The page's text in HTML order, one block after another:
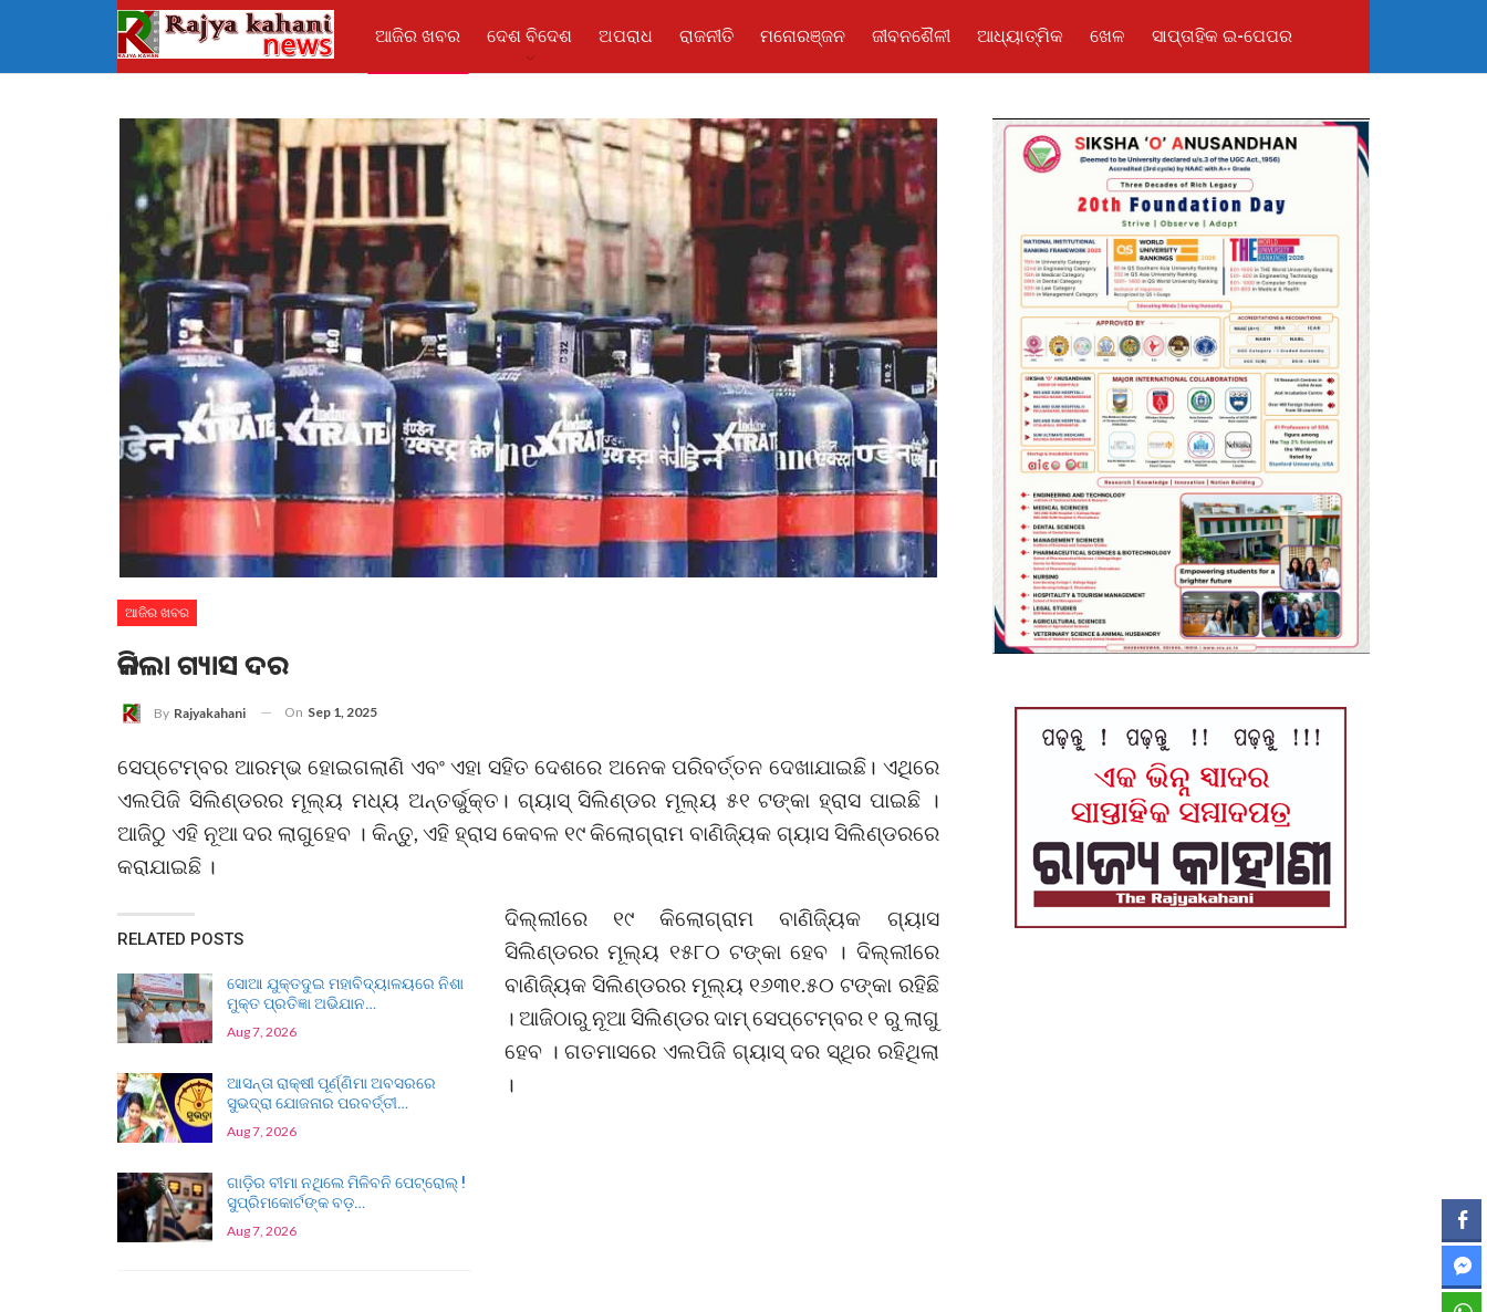
ଆଜିର ଖବର ଦେଶ ବିଦେଶ ଅପରାଧ ରାଜନୀତି ମନୋରଞ୍ଜନ ଜୀବନଶୈଳୀ ଆଧ୍ୟାତ୍ମିକ ଖେଳ ସାପ୍ତାହିକ ଇ-ପେପର
ଆଜିର ଖବର
କମିଲା ଗ୍ୟାସ ଦର
By Rajyakahani On Sep 1, 2025
ସେପ୍ଟେମ୍ବର ଆରମ୍ଭ ହୋଇଗଲାଣି ଏବଂ ଏହା ସହିତ ଦେଶରେ ଅନେକ ପରିବର୍ତ୍ତନ ଦେଖାଯାଇଛି। ଏଥିରେ
ଏଲପିଜି ସିଲିଣ୍ଡରର ମୂଲ୍ୟ ମଧ୍ୟ ଅନ୍ତର୍ଭୁକ୍ତ। ଗ୍ୟାସ୍ ସିଲିଣ୍ଡର ମୂଲ୍ୟ ୫୧ ଟଙ୍କା ହ୍ରାସ ପାଇଛି ।
ଆଜିଠୁ ଏହି ନୂଆ ଦର ଲାଗୁହେବ । କିନ୍ତୁ, ଏହି ହ୍ରାସ କେବଳ ୧୯ କିଲୋଗ୍ରାମ ବାଣିଜ୍ୟିକ ଗ୍ୟାସ ସିଲିଣ୍ଡରରେ
କରାଯାଇଛି ।
RELATED POSTS
ସୋଆ ଯୁକ୍ତଦୁଇ ମହାବିଦ୍ୟାଳୟରେ ନିଶା
ମୁକ୍ତ ପ୍ରତିଜ୍ଞା ଅଭିଯାନ…
Aug 7, 2026
ଆସନ୍ତା ରାକ୍ଷୀ ପୂର୍ଣ୍ଣିମା ଅବସରରେ
ସୁଭଦ୍ରା ଯୋଜନାର ପରବର୍ତ୍ତୀ…
Aug 7, 2026
ଗାଡ଼ିର ବୀମା ନଥିଲେ ମିଳିବନି ପେଟ୍ରୋଲ୍ !
ସୁପ୍ରିମକୋର୍ଟଙ୍କ ବଡ଼…
Aug 7, 2026
ଦିଲ୍ଲୀରେ ୧୯ କିଲୋଗ୍ରାମ ବାଣିଜ୍ୟିକ ଗ୍ୟାସ
ସିଲିଣ୍ଡରର ମୂଲ୍ୟ ୧୫୮୦ ଟଙ୍କା ହେବ । ଦିଲ୍ଲୀରେ
ବାଣିଜ୍ୟିକ ସିଲିଣ୍ଡରର ମୂଲ୍ୟ ୧୬୩୧.୫୦ ଟଙ୍କା ରହିଛି
। ଆଜିଠାରୁ ନୂଆ ସିଲିଣ୍ଡର ଦାମ୍ ସେପ୍ଟେମ୍ବର ୧ ରୁ ଲାଗୁ
ହେବ । ଗତମାସରେ ଏଲପିଜି ଗ୍ୟାସ୍ ଦର ସ୍ଥିର ରହିଥିଲା
।